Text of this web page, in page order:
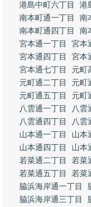
港島中町六丁目
港
南本町通一丁目
南
南本町通四丁目
南
宮本通一丁目
宮本
宮本通四丁目
宮本
宮本通七丁目
元町
元町通二丁目
元町
元町通五丁目
元町
八雲通一丁目
八雲
八雲通四丁目
八雲
山本通一丁目
山本
山本通四丁目
山本
若菜通二丁目
若菜
若菜通五丁目
若菜
脇浜海岸通一丁目
脇浜海岸通三丁目